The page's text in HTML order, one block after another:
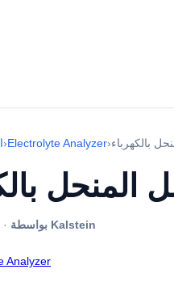
›Electrolyte Analyzer›
· بواسطة Kalstein
Analyzer